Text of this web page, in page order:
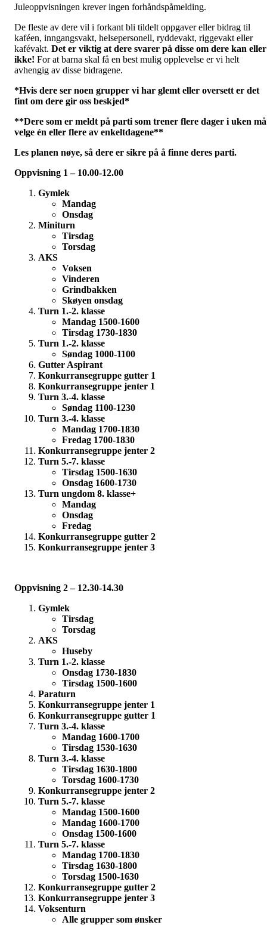
Juleoppvisningen krever ingen forhåndspåmelding.
De fleste av dere vil i forkant bli tildelt oppgaver eller bidrag til
kaféen, inngangsvakt, helsepersonell, ryddevakt, riggevakt eller
kafévakt. Det er viktig at dere svarer på disse om dere kan eller
ikke! For at barna skal få en best mulig opplevelse er vi helt
avhengig av disse bidragene.
*Hvis dere ser noen grupper vi har glemt eller oversett er det
fint om dere gir oss beskjed*
**Dere som er meldt på parti som trener flere dager i uken må
velge én eller flere av enkeltdagene**
Les planen nøye, så dere er sikre på å finne deres parti.
Oppvisning 1 – 10.00-12.00
Gymlek
Mandag
Onsdag
Miniturn
Tirsdag
Torsdag
AKS
Voksen
Vinderen
Grindbakken
Skøyen onsdag
Turn 1.-2. klasse
Mandag 1500-1600
Tirsdag 1730-1830
Turn 1.-2. klasse
Søndag 1000-1100
Gutter Aspirant
Konkurransegruppe gutter 1
Konkurransegruppe jenter 1
Turn 3.-4. klasse
Søndag 1100-1230
Turn 3.-4. klasse
Mandag 1700-1830
Fredag 1700-1830
Konkurransegruppe jenter 2
Turn 5.-7. klasse
Tirsdag 1500-1630
Onsdag 1600-1730
Turn ungdom 8. klasse+
Mandag
Onsdag
Fredag
Konkurransegruppe gutter 2
Konkurransegruppe jenter 3
Oppvisning 2 – 12.30-14.30
Gymlek
Tirsdag
Torsdag
AKS
Huseby
Turn 1.-2. klasse
Onsdag 1730-1830
Tirsdag 1500-1600
Paraturn
Konkurransegruppe jenter 1
Konkurransegruppe gutter 1
Turn 3.-4. klasse
Mandag 1600-1700
Tirsdag 1530-1630
Turn 3.-4. klasse
Tirsdag 1630-1800
Torsdag 1600-1730
Konkurransegruppe jenter 2
Turn 5.-7. klasse
Mandag 1500-1600
Mandag 1600-1700
Onsdag 1500-1600
Turn 5.-7. klasse
Mandag 1700-1830
Tirsdag 1630-1800
Torsdag 1500-1630
Konkurransegruppe gutter 2
Konkurransegruppe jenter 3
Voksenturn
Alle grupper som ønsker